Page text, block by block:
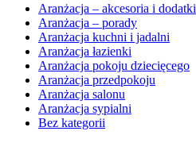
Aranżacja – akcesoria i dodatki
Aranżacja – porady
Aranżacja kuchni i jadalni
Aranżacja łazienki
Aranżacja pokoju dziecięcego
Aranżacja przedpokoju
Aranżacja salonu
Aranżacja sypialni
Bez kategorii